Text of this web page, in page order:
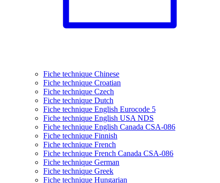
Fiche technique Chinese
Fiche technique Croatian
Fiche technique Czech
Fiche technique Dutch
Fiche technique English Eurocode 5
Fiche technique English USA NDS
Fiche technique English Canada CSA-086
Fiche technique Finnish
Fiche technique French
Fiche technique French Canada CSA-086
Fiche technique German
Fiche technique Greek
Fiche technique Hungarian